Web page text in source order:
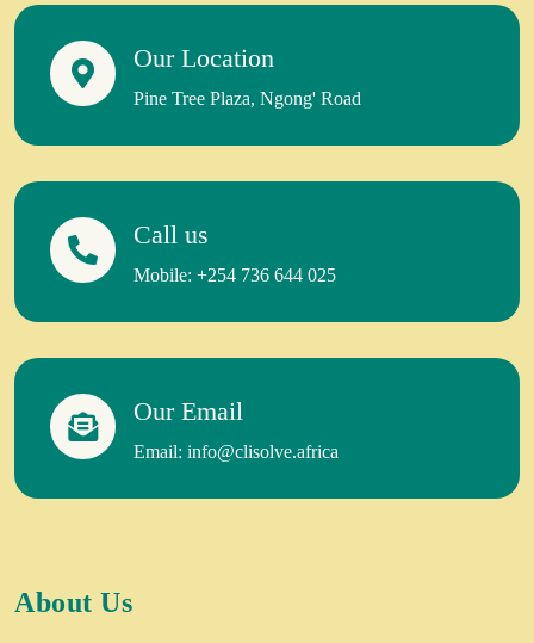
Our Location
Pine Tree Plaza, Ngong' Road
Call us
Mobile: +254 736 644 025
Our Email
Email: info@clisolve.africa
About Us